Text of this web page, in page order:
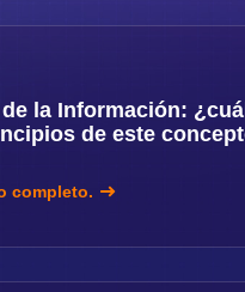
la Información:
de este
completo.